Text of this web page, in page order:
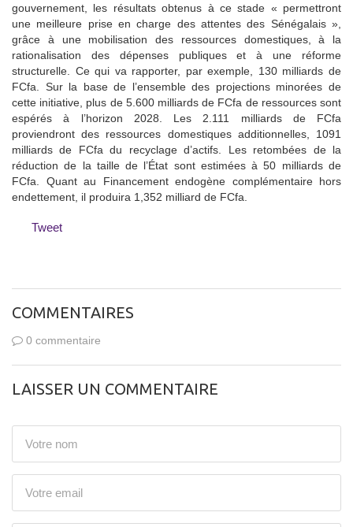
gouvernement, les résultats obtenus à ce stade « permettront
une meilleure prise en charge des attentes des Sénégalais »,
grâce à une mobilisation des ressources domestiques, à la
rationalisation des dépenses publiques et à une réforme
structurelle. Ce qui va rapporter, par exemple, 130 milliards de
FCfa. Sur la base de l’ensemble des projections minorées de
cette initiative, plus de 5.600 milliards de FCfa de ressources sont
espérés à l’horizon 2028. Les 2.111 milliards de FCfa
proviendront des ressources domestiques additionnelles, 1091
milliards de FCfa du recyclage d’actifs. Les retombées de la
réduction de la taille de l’État sont estimées à 50 milliards de
FCfa. Quant au Financement endogène complémentaire hors
endettement, il produira 1,352 milliard de FCfa.
Tweet
COMMENTAIRES
0 commentaire
LAISSER UN COMMENTAIRE